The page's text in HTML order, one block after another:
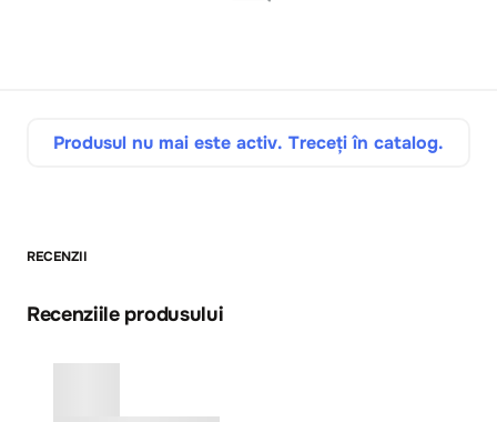
Produsul nu mai este activ. Treceți în catalog.
RECENZII
Recenziile produsului